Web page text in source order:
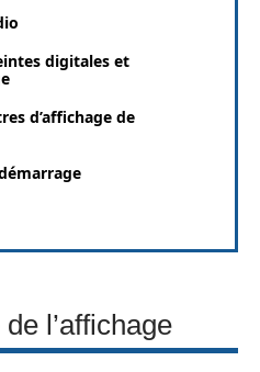
digitales et
d’affichage de
l’affichage